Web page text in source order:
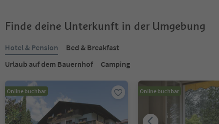
Finde deine Unterkunft in der Umgebung
Hotel & Pension
Bed & Breakfast
Urlaub auf dem Bauernhof
Camping
Online buchbar Online buchbar